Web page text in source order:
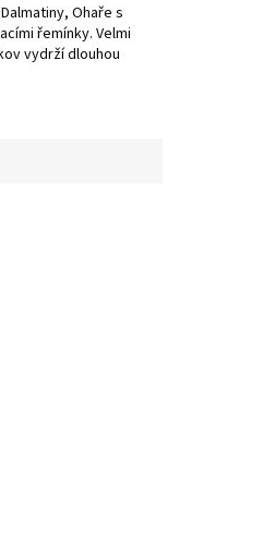
Ohaře s
řemínky. Velmi
vydrží dlouhou